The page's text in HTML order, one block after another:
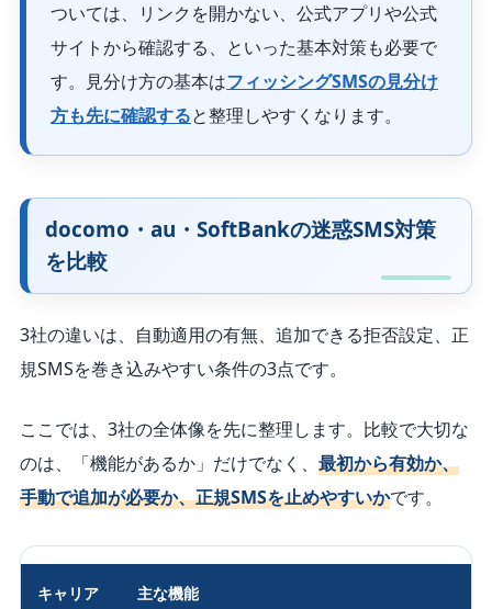
ついては、リンクを開かない、公式アプリや公式
サイトから確認する、といった基本対策も必要で
す。見分け方の基本はフィッシングSMSの見分け
方も先に確認すると整理しやすくなります。
docomo・au・SoftBankの迷惑SMS対策
を比較
3社の違いは、自動適用の有無、追加できる拒否設定、正
規SMSを巻き込みやすい条件の3点です。
ここでは、3社の全体像を先に整理します。比較で大切な
のは、「機能があるか」だけでなく、 最初から有効か、
手動で追加が必要か、正規SMSを止めやすいかです。
キャリア 主な機能